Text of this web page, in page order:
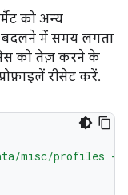
को अन्य
बदलने में समय लगता
को तेज़ करने के
रीसेट करें.
misc/profiles -